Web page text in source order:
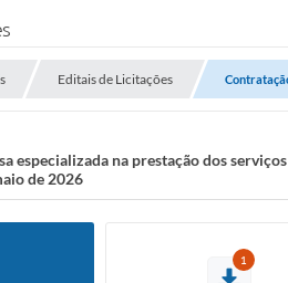
Editais de Licitações
especializada na prestação dos
de 2026
1